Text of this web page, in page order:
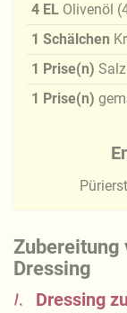
Zubereitung
Dressing
1. Dressing
4 EL Olivenöl (
1 Schälchen
1 Prise(n) Salz
1 Prise(n)